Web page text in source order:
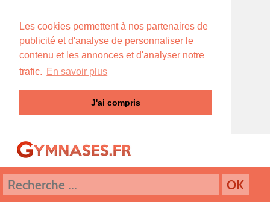
Les cookies permettent à nos partenaires de
publicité et d'analyse de personnaliser le
contenu et les annonces et d'analyser notre
trafic. En savoir plus
J'ai compris